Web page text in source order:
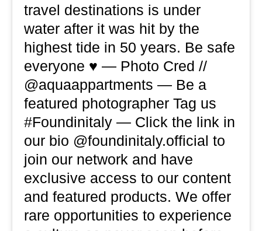
travel destinations is under
water after it was hit by the
highest tide in 50 years. Be safe
everyone ♥️ — Photo Cred //
@aquaappartments — Be a
featured photographer Tag us
#Foundinitaly — Click the link in
our bio @foundinitaly.official to
join our network and have
exclusive access to our content
and featured products. We offer
rare opportunities to experience